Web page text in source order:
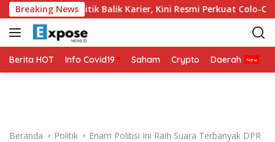
a
g
u
Breaking News
2026 Jadi Titik Balik Karier, Kini Resmi Perkuat Colo-Colo
Berita HOT Info Covid19 Saham Crypto Daerah
Beranda Politik
Enam Politisi Ini Raih Suara Terbanyak DPR